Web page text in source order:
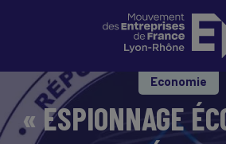
Economie
« ESPIONNAGE